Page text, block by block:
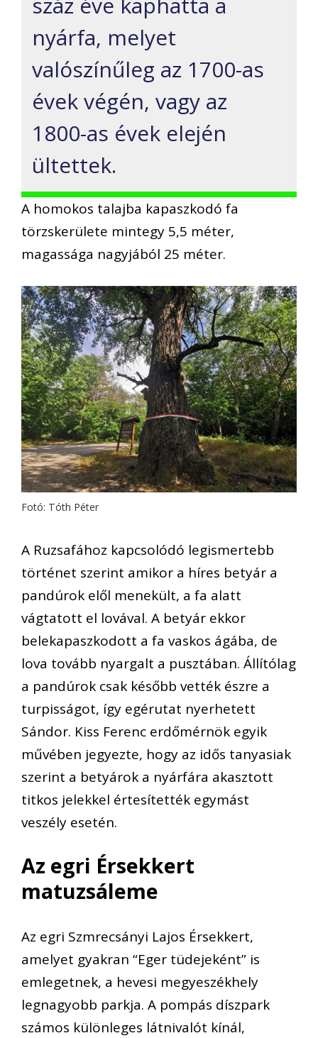
nyárfa, melyet
valószínűleg az 1700-as
évek végén, vagy az
1800-as évek elején
ültettek.
A homokos talajba kapaszkodó fa
törzskerülete mintegy 5,5 méter,
magassága nagyjából 25 méter.
Fotó: Tóth Péter
A Ruzsafához kapcsolódó legismertebb
történet szerint amikor a híres betyár a
pandúrok elől menekült, a fa alatt
vágtatott el lovával. A betyár ekkor
belekapaszkodott a fa vaskos ágába, de
lova tovább nyargalt a pusztában. Állítólag
a pandúrok csak később vették észre a
turpisságot, így egérutat nyerhetett
Sándor. Kiss Ferenc erdőmérnök egyik
művében jegyezte, hogy az idős tanyasiak
szerint a betyárok a nyárfára akasztott
titkos jelekkel értesítették egymást
veszély esetén.
Az egri Érsekkert
matuzsáleme
Az egri Szmrecsányi Lajos Érsekkert,
amelyet gyakran “Eger tüdejeként” is
emlegetnek, a hevesi megyeszékhely
legnagyobb parkja. A pompás díszpark
számos különleges látnivalót kínál,